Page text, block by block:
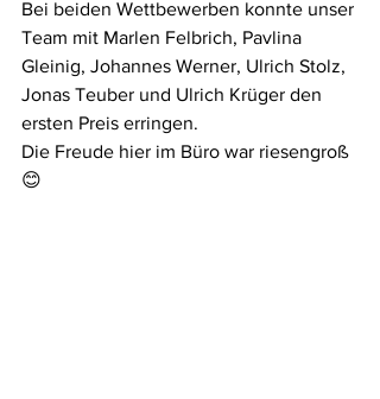
Bei beiden Wettbewerben konnte unser
Team mit Marlen Felbrich, Pavlina
Gleinig, Johannes Werner, Ulrich Stolz,
Jonas Teuber und Ulrich Krüger den
ersten Preis erringen.
Die Freude hier im Büro war riesengroß
😊